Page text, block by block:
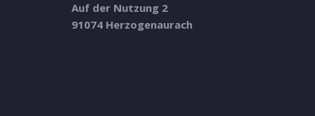
Auf der Nutzung 2
91074 Herzogenaurach